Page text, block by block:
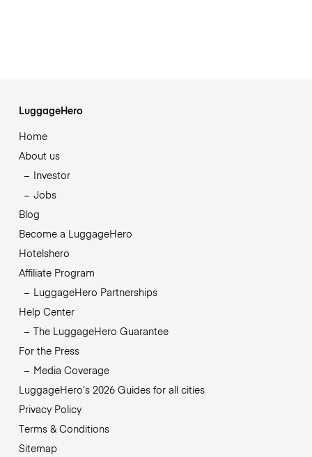
LuggageHero
Home
About us
Investor
Jobs
Blog
Become a LuggageHero
Hotelshero
Affiliate Program
LuggageHero Partnerships
Help Center
The LuggageHero Guarantee
For the Press
Media Coverage
LuggageHero’s 2026 Guides for all cities
Privacy Policy
Terms & Conditions
Sitemap